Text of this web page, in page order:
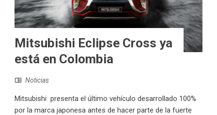
Mitsubishi Eclipse Cross ya
está en Colombia
Noticias
Mitsubishi presenta el último vehículo desarrollado 100%
por la marca japonesa antes de hacer parte de la fuerte